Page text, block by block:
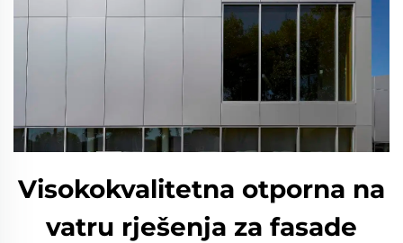
Visokokvalitetna otporna na
vatru rješenja za fasade